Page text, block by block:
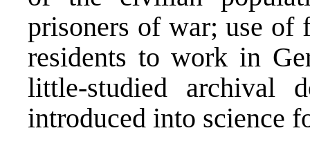
prisoners of war; use of
residents to work in
little-studied archival
introduced into science